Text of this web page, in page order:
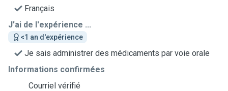
Français
J'ai de l'expérience ...
<1 an d'expérience
Je sais administrer des médicaments par voie orale
Informations confirmées
Courriel vérifié